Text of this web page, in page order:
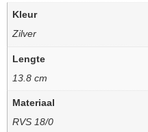
Kleur
Zilver
Lengte
13.8 cm
Materiaal
RVS 18/0